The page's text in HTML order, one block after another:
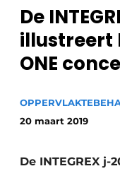
Podcasts
Privacy /
Vacature
Video’s
De
illustreert
ONE
20 maart 2019
De INTEGREX